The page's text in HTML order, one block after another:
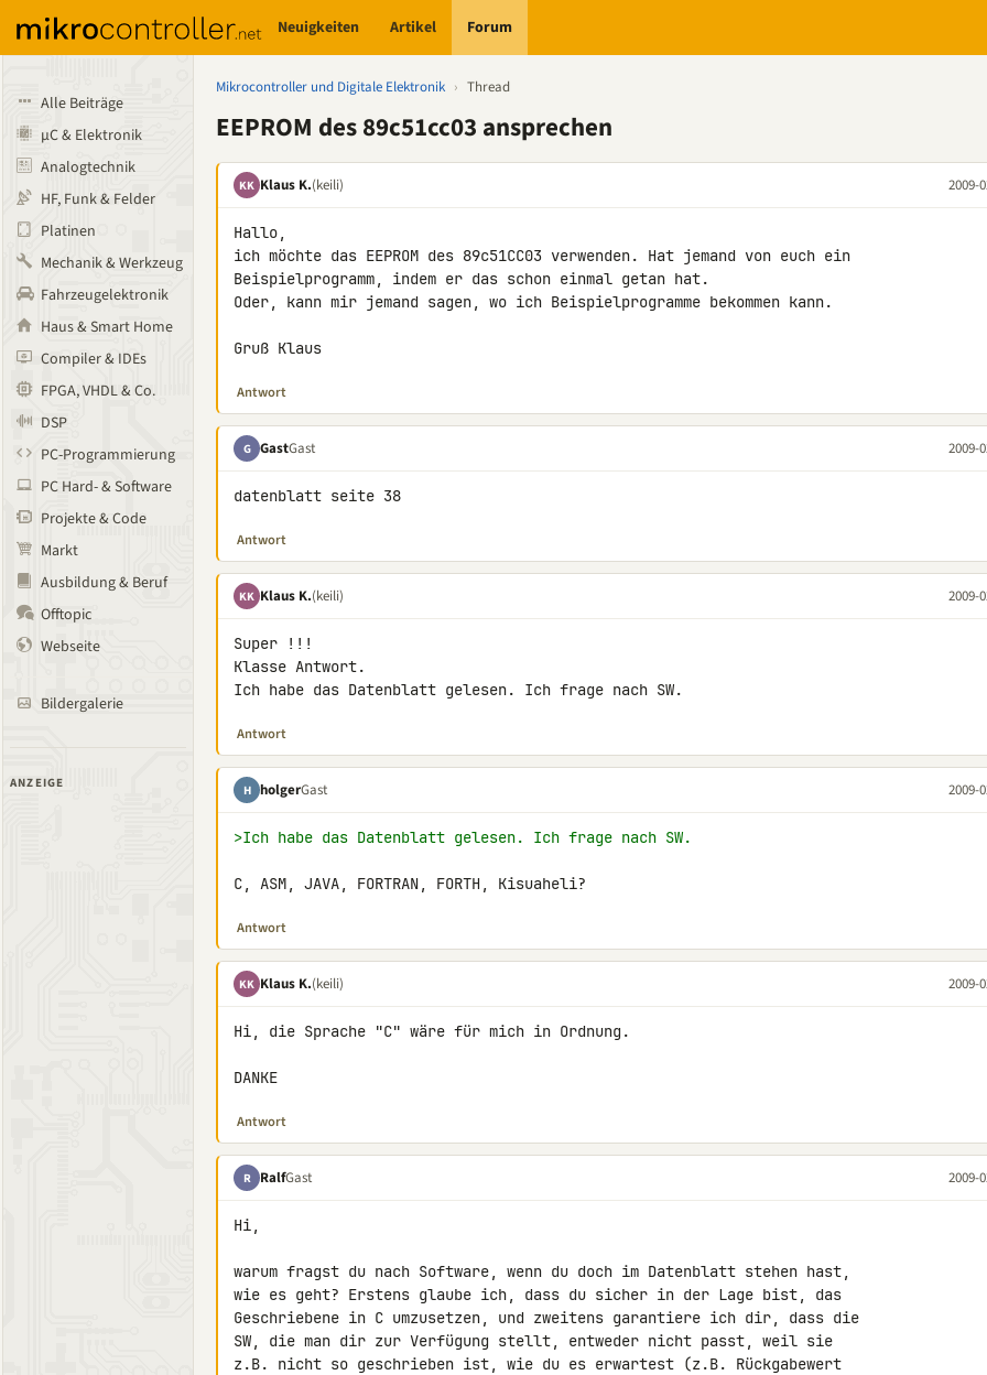
Neuigkeiten Artikel Forum
Alle Beiträge
µC & Elektronik
Analogtechnik
HF, Funk & Felder
Platinen
Mechanik & Werkzeug
Fahrzeugelektronik
Haus & Smart Home
Compiler & IDEs
FPGA, VHDL & Co.
DSP
PC-Programmierung
PC Hard- & Software
Projekte & Code
Markt
Ausbildung & Beruf
Offtopic
Webseite
Bildergalerie
ANZEIGE
Mikrocontroller und Digitale Elektronik › Thread
EEPROM des 89c51cc03 ansprechen
KK Klaus K.(keili) 2009-
Hallo,
ich möchte das EEPROM des 89c51CC03 verwenden. Hat jemand von euch ein
Beispielprogramm, indem er das schon einmal getan hat.
Oder, kann mir jemand sagen, wo ich Beispielprogramme bekommen kann.
Gruß Klaus
Antwort
G GastGast 2009-
datenblatt seite 38
Antwort
KK Klaus K.(keili) 2009-
Super !!!
Klasse Antwort.
Ich habe das Datenblatt gelesen. Ich frage nach SW.
Antwort
H holgerGast 2009-
>Ich habe das Datenblatt gelesen. Ich frage nach SW.
C, ASM, JAVA, FORTRAN, FORTH, Kisuaheli?
Antwort
KK Klaus K.(keili) 2009-
Hi, die Sprache "C" wäre für mich in Ordnung.
DANKE
Antwort
R RalfGast 2009-
Hi,
warum fragst du nach Software, wenn du doch im Datenblatt stehen hast,
wie es geht? Erstens glaube ich, dass du sicher in der Lage bist, das
Geschriebene in C umzusetzen, und zweitens garantiere ich dir, dass die
SW, die man dir zur Verfügung stellt, entweder nicht passt, weil sie
z.B. nicht so geschrieben ist, wie du es erwartest (z.B. Rückgabewert